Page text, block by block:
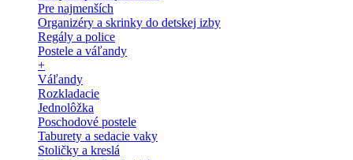
Pre najmenších
Organizéry a skrinky do detskej izby
Regály a police
Postele a váľandy
+
Váľandy
Rozkladacie
Jednolôžka
Poschodové postele
Taburety a sedacie vaky
Stoličky a kreslá